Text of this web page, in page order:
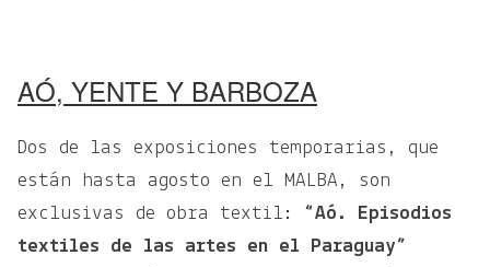
AÓ, YENTE Y BARBOZA
Dos de las exposiciones temporarias, que
están hasta agosto en el MALBA, son
exclusivas de obra textil: “Aó. Episodios
textiles de las artes en el Paraguay”